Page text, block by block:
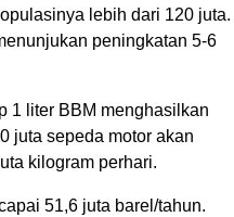
lebih dari 120 juta.
peningkatan 5-6
1 liter BBM menghasilkan
juta sepeda motor akan
kilogram perhari.
51,6 juta barel/tahun.